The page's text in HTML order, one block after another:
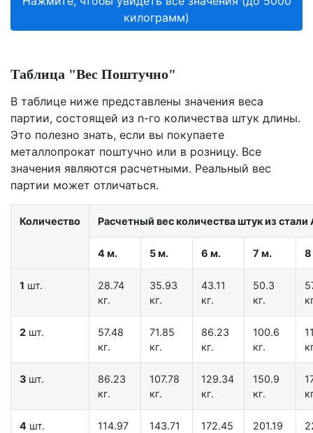
килограмм)
Таблица "Вес Поштучно"
В таблице ниже представлены значения веса
партии, состоящей из n-го количества штук длины.
Это полезно знать, если вы покупаете
металлопрокат поштучно или в розницу. Все
значения являются расчетными. Реальный вес
партии может отличаться.
Количество Расчетный вес количества штук из
4 м. 5 м. 6 м. 7 м. 8
1 шт.
28.74
кг.
35.93
кг.
43.11
кг.
50.3
кг.
2 шт.
57.48
кг.
71.85
кг.
86.23
кг.
100.6
кг.
3 шт.
86.23
кг.
107.78
кг.
129.34
кг.
150.9
кг.
4 шт.
114.97
143.71
172.45
201.19